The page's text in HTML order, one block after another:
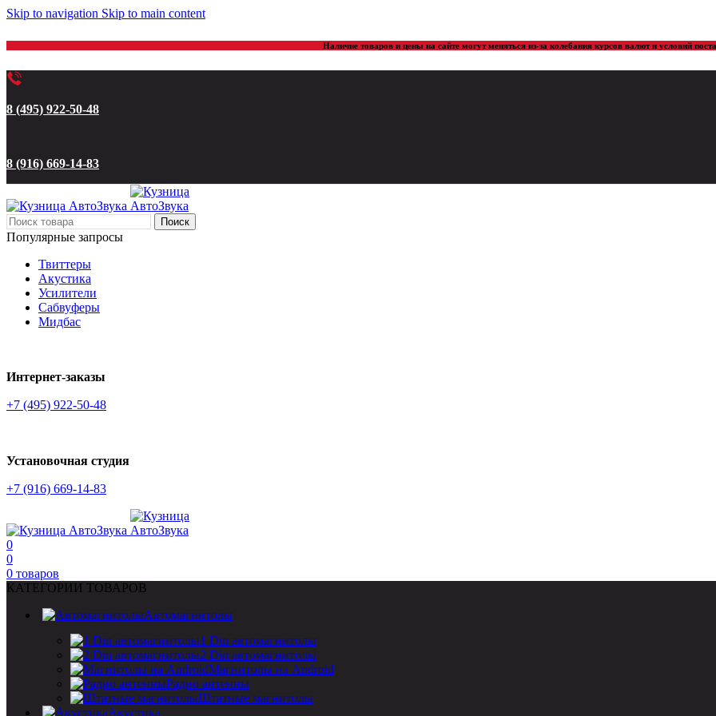
Skip to navigation Skip to main content
Наличие товаров и цены на сайте могут меняться из-за колебания курсов валют и условий
8 (495) 922-50-48
8 (916) 669-14-83
Поиск
Популярные запросы
Твиттеры
Акустика
Усилители
Сабвуферы
Мидбас
Интернет-заказы
+7 (495) 922-50-48
Установочная студия
+7 (916) 669-14-83
0
0
0 товаров
КАТЕГОРИИ ТОВАРОВ
Автомагнитолы
1 Din автомагнитолы
2 Din автомагнитолы
Магнитолы на Android
Радио антенны
Штатные магнитолы
Акустика